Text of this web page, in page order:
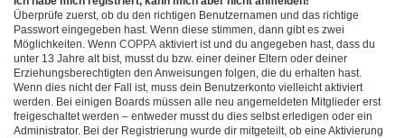
Überprüfe zuerst, ob du den richtigen Benutzernamen und das richtige
Passwort eingegeben hast. Wenn diese stimmen, dann gibt es zwei
Möglichkeiten. Wenn COPPA aktiviert ist und du angegeben hast, dass du
unter 13 Jahre alt bist, musst du bzw. einer deiner Eltern oder deiner
Erziehungsberechtigten den Anweisungen folgen, die du erhalten hast.
Wenn dies nicht der Fall ist, muss dein Benutzerkonto vielleicht aktiviert
werden. Bei einigen Boards müssen alle neu angemeldeten Mitglieder erst
freigeschaltet werden – entweder musst du dies selbst erledigen oder ein
Administrator. Bei der Registrierung wurde dir mitgeteilt, ob eine Aktivierung